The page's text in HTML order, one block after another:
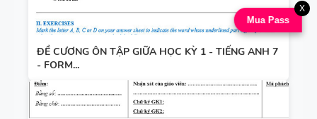
ĐỀ CƯƠNG ÔN TẬP GIỮA HỌC KỲ 1 - TIẾNG ANH 7
- FORM...
Mua Pass
X